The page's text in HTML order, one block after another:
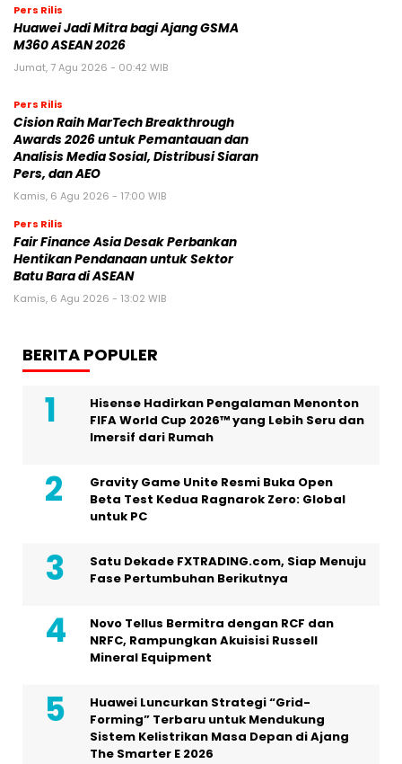
Pers Rilis
Huawei Jadi Mitra bagi Ajang GSMA
M360 ASEAN 2026
Jumat, 7 Agu 2026 - 00:42 WIB
Pers Rilis
Cision Raih MarTech Breakthrough
Awards 2026 untuk Pemantauan dan
Analisis Media Sosial, Distribusi Siaran
Pers, dan AEO
Kamis, 6 Agu 2026 - 17:00 WIB
Pers Rilis
Fair Finance Asia Desak Perbankan
Hentikan Pendanaan untuk Sektor
Batu Bara di ASEAN
Kamis, 6 Agu 2026 - 13:02 WIB
BERITA POPULER
Hisense Hadirkan Pengalaman Menonton
FIFA World Cup 2026™ yang Lebih Seru dan
Imersif dari Rumah
Gravity Game Unite Resmi Buka Open
Beta Test Kedua Ragnarok Zero: Global
untuk PC
Satu Dekade FXTRADING.com, Siap Menuju
Fase Pertumbuhan Berikutnya
Novo Tellus Bermitra dengan RCF dan
NRFC, Rampungkan Akuisisi Russell
Mineral Equipment
Huawei Luncurkan Strategi “Grid-
Forming” Terbaru untuk Mendukung
Sistem Kelistrikan Masa Depan di Ajang
The Smarter E 2026